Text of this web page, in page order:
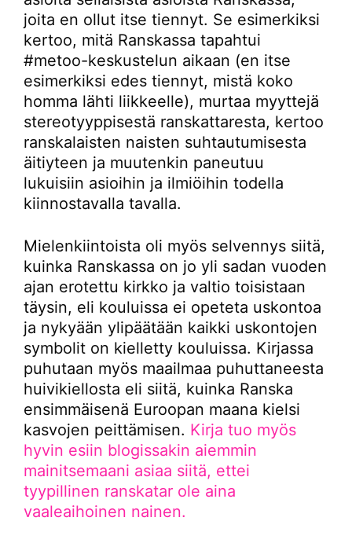
joita en ollut itse tiennyt. Se esimerkiksi
kertoo, mitä Ranskassa tapahtui
#metoo-keskustelun aikaan (en itse
esimerkiksi edes tiennyt, mistä koko
homma lähti liikkeelle), murtaa myyttejä
stereotyyppisestä ranskattaresta, kertoo
ranskalaisten naisten suhtautumisesta
äitiyteen ja muutenkin paneutuu
lukuisiin asioihin ja ilmiöihin todella
kiinnostavalla tavalla.
Mielenkiintoista oli myös selvennys siitä,
kuinka Ranskassa on jo yli sadan vuoden
ajan erotettu kirkko ja valtio toisistaan
täysin, eli kouluissa ei opeteta uskontoa
ja nykyään ylipäätään kaikki uskontojen
symbolit on kielletty kouluissa. Kirjassa
puhutaan myös maailmaa puhuttaneesta
huivikiellosta eli siitä, kuinka Ranska
ensimmäisenä Euroopan maana kielsi
kasvojen peittämisen. Kirja tuo myös
hyvin esiin blogissakin aiemmin
mainitsemaani asiaa siitä, ettei
tyypillinen ranskatar ole aina
vaaleaihoinen nainen.